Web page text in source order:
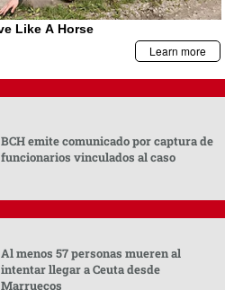
BCH emite comunicado por captura de
funcionarios vinculados al caso
Al menos 57 personas mueren al
intentar llegar a Ceuta desde
Marruecos